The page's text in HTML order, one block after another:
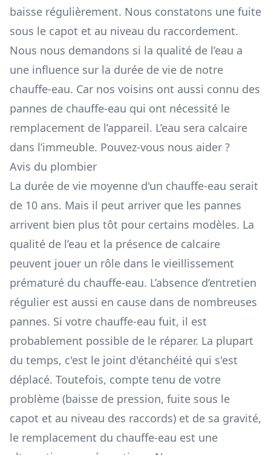
baisse régulièrement. Nous constatons une fuite
sous le capot et au niveau du raccordement.
Nous nous demandons si la qualité de l’eau a
une influence sur la durée de vie de notre
chauffe-eau. Car nos voisins ont aussi connu des
pannes de chauffe-eau qui ont nécessité le
remplacement de l’appareil. L’eau sera calcaire
dans l’immeuble. Pouvez-vous nous aider ?
Avis du plombier
La durée de vie moyenne d'un chauffe-eau serait
de 10 ans. Mais il peut arriver que les pannes
arrivent bien plus tôt pour certains modèles. La
qualité de l’eau et la présence de calcaire
peuvent jouer un rôle dans le vieillissement
prématuré du chauffe-eau. L’absence d’entretien
régulier est aussi en cause dans de nombreuses
pannes. Si votre chauffe-eau fuit, il est
probablement possible de le réparer. La plupart
du temps, c'est le joint d'étanchéité qui s'est
déplacé. Toutefois, compte tenu de votre
problème (baisse de pression, fuite sous le
capot et au niveau des raccords) et de sa gravité,
le remplacement du chauffe-eau est une